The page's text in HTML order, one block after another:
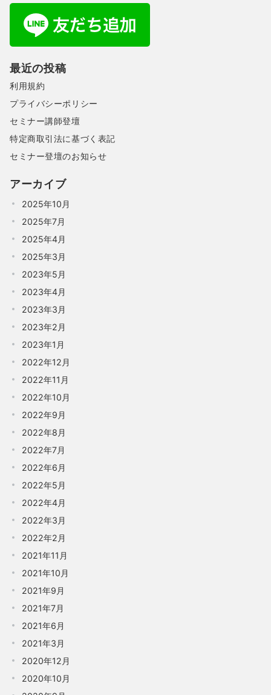
最近の投稿
利用規約
プライバシーポリシー
セミナー講師登壇
特定商取引法に基づく表記
セミナー登壇のお知らせ
アーカイブ
2025年10月
2025年7月
2025年4月
2025年3月
2023年5月
2023年4月
2023年3月
2023年2月
2023年1月
2022年12月
2022年11月
2022年10月
2022年9月
2022年8月
2022年7月
2022年6月
2022年5月
2022年4月
2022年3月
2022年2月
2021年11月
2021年10月
2021年9月
2021年7月
2021年6月
2021年3月
2020年12月
2020年10月